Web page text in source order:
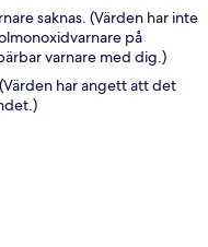
saknas. (Värden har inte
på
varnare med dig.)
har angett att det